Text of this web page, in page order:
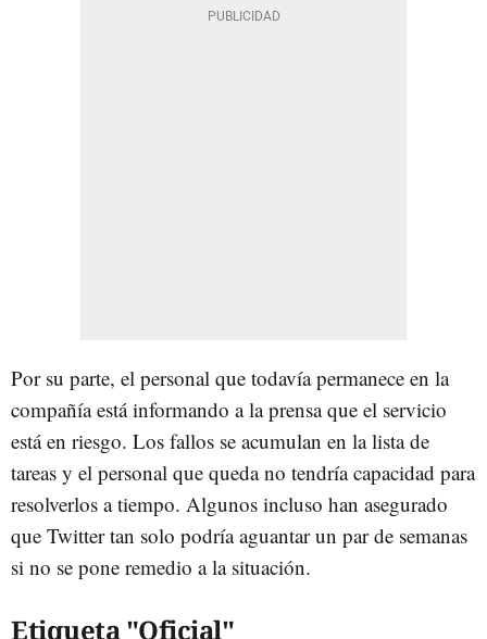
Por su parte, el personal que todavía permanece en la
compañía está informando a la prensa que el servicio
está en riesgo. Los fallos se acumulan en la lista de
tareas y el personal que queda no tendría capacidad para
resolverlos a tiempo. Algunos incluso han asegurado
que Twitter tan solo podría aguantar un par de semanas
si no se pone remedio a la situación.
Etiqueta "Oficial"